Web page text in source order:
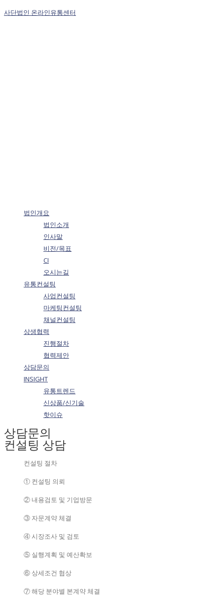
사단법인 온라인유통센터
법인개요
법인소개
인사말
비전/목표
CI
오시는길
유통컨설팅
사업컨설팅
마케팅컨설팅
채널컨설팅
상생협력
진행절차
협력제안
상담문의
INSIGHT
유통트렌드
신상품/신기술
핫이슈
상담문의
컨설팅 상담
컨설팅 절차
① 컨설팅 의뢰
② 내용검토 및 기업방문
③ 자문계약 체결
④ 시장조사 및 검토
⑤ 실행계획 및 예산확보
⑥ 상세조건 협상
⑦ 해당 분야별 본계약 체결